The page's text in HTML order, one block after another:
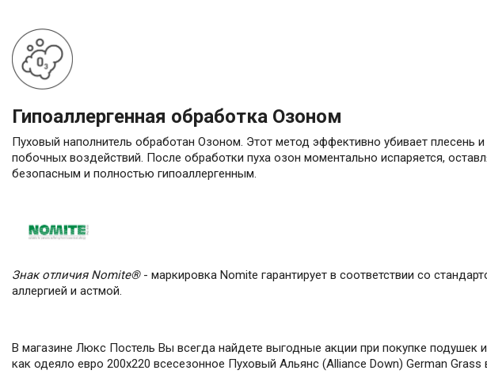
Гипоаллергенная обработка Озоном
Пуховый наполнитель обработан Озоном. Этот метод эффективно убивает
побочных воздействий. После обработки пуха озон моментально испаряется,
безопасным и полностью гипоаллергенным.
Знак отличия Nomite® - маркировка Nomite гарантирует в соответствии со
аллергией и астмой.
В магазине Люкс Постель Вы всегда найдете выгодные акции при покупке
как одеяло евро 200х220 всесезонное Пуховый Альянс (Alliance Down) German